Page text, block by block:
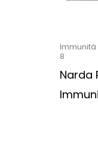
Immunità
8
Narda